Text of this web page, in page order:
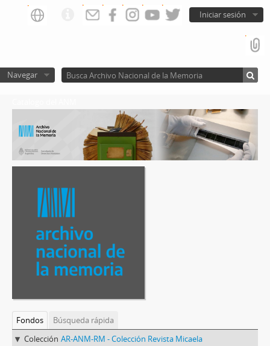
Iniciar sesión
Navegar
Fondos
Búsqueda rápida
Colección AR-ANM-RM - Colección Revista Micaela